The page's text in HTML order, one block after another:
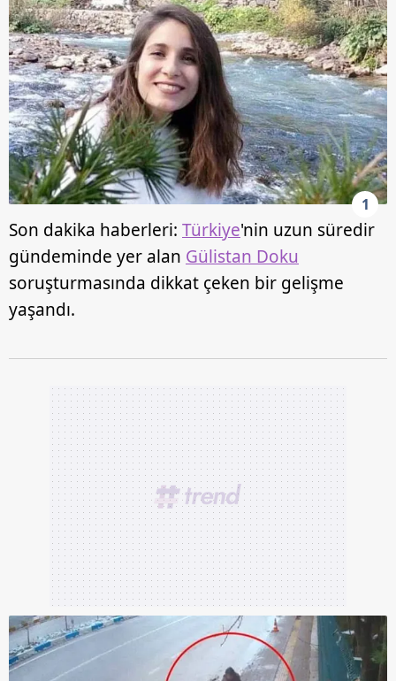
1
Son dakika haberleri: Türkiye'nin uzun süredir
gündeminde yer alan Gülistan Doku
soruşturmasında dikkat çeken bir gelişme
yaşandı.